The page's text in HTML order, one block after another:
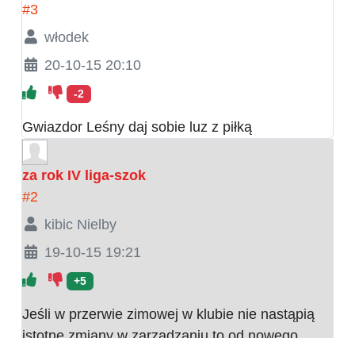
#3
włodek
20-10-15 20:10
-2
Gwiazdor Leśny daj sobie luz z piłką
za rok IV liga-szok
#2
kibic Nielby
19-10-15 19:21
+5
Jeśli w przerwie zimowej w klubie nie nastąpią